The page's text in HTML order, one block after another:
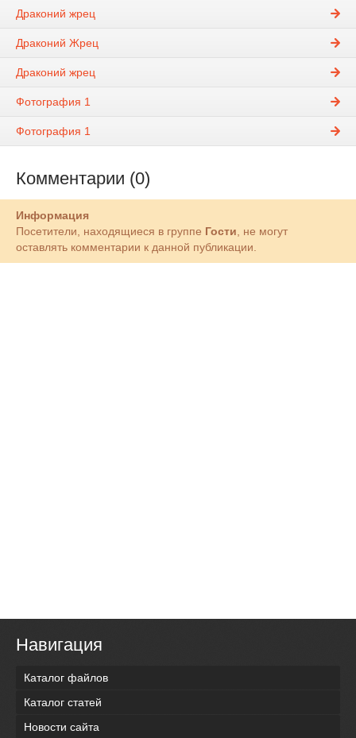
Драконий жрец
Драконий Жрец
Драконий жрец
Фотография 1
Фотография 1
Комментарии (0)
Информация
Посетители, находящиеся в группе Гости , не могут
оставлять комментарии к данной публикации.
Навигация
Каталог файлов
Каталог статей
Новости сайта